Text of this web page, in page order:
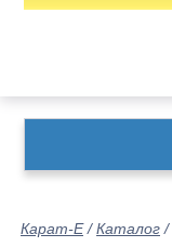
Карат-Е/Каталог /